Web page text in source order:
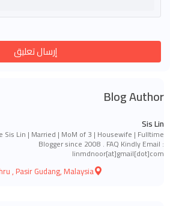
إرسال تعليق
Blog Author
Sis Lin
Sis Lin | Married | MoM of 3 | Housewife | Fulltime
Blogger since 2008 . FAQ Kindly Email :
linmdnoor[at]gmail[dot]com
, Pasir Gudang, Malaysia